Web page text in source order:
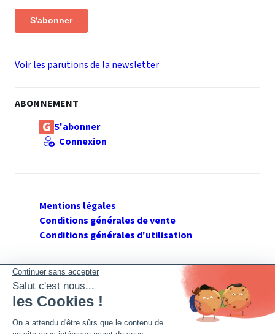
S'abonner
Voir les parutions de la newsletter
ABONNEMENT
S'abonner
Connexion
Mentions légales
Conditions générales de vente
Conditions générales d'utilisation
SUIVEZ GERANT DE SARL